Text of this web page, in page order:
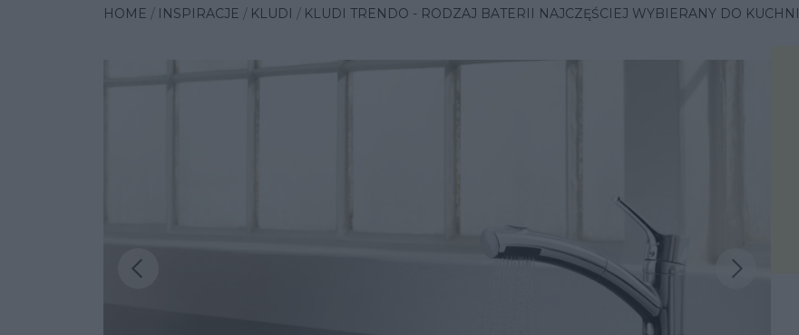
HOME INSPIRACJE KLUDI KLUDI TRENDO - RODZAJ BATERII NAJCZĘŚCIEJ WYBIERANY DO KUCHNI
Poprzednia inspiracjaNastępna inspiracja